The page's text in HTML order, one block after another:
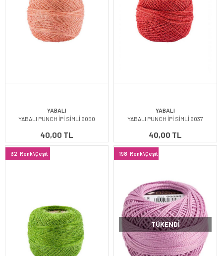
YABALI
YABALI PUNCH İPİ SİMLİ 6050
40,00 TL
YABALI
YABALI PUNCH İPİ SİMLİ 6037
40,00 TL
32 Renk\Çeşit 198 Renk\Çeşit
TÜKENDI